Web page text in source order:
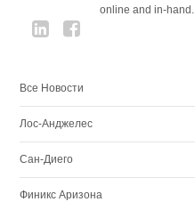
online and in-hand.
Все Новости
Лос-Анджелес
Сан-Диего
Финикс Аризона